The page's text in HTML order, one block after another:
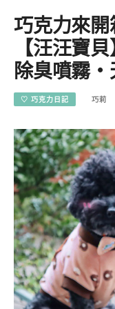
巧克力來
【汪汪寶
除臭噴霧
♡ 巧克力日記 巧莉